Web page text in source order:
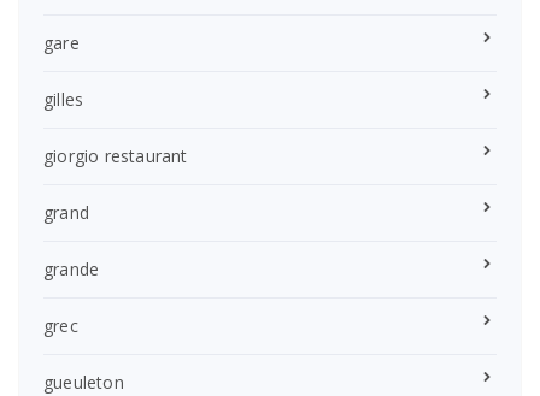
gare
gilles
giorgio restaurant
grand
grande
grec
gueuleton